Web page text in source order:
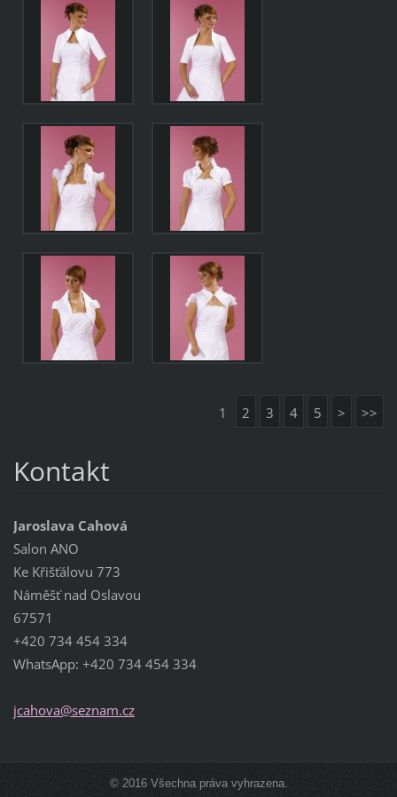
1 2 3 4 5 > >>
Kontakt
Jaroslava Cahová
Salon ANO
Ke Křišťálovu 773
Náměšť nad Oslavou
67571
+420 734 454 334
WhatsApp: +420 734 454 334
jcahova@seznam.cz
© 2016 Všechna práva vyhrazena.